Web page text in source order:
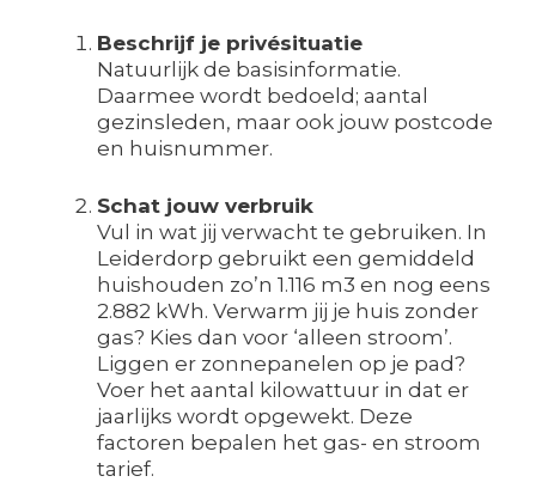
Beschrijf je privésituatie
Natuurlijk de basisinformatie.
Daarmee wordt bedoeld; aantal
gezinsleden, maar ook jouw postcode
en huisnummer.
Schat jouw verbruik
Vul in wat jij verwacht te gebruiken. In
Leiderdorp gebruikt een gemiddeld
huishouden zo’n 1.116 m3 en nog eens
2.882 kWh. Verwarm jij je huis zonder
gas? Kies dan voor ‘alleen stroom’.
Liggen er zonnepanelen op je pad?
Voer het aantal kilowattuur in dat er
jaarlijks wordt opgewekt. Deze
factoren bepalen het gas- en stroom
tarief.